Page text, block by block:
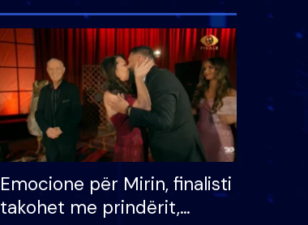
Emocione për Mirin, finalisti
takohet me prindërit,